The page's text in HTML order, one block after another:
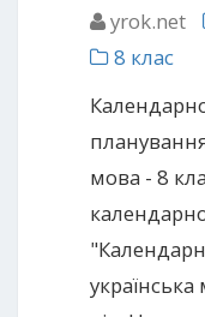
yrok.net
8 клас
мова - 8